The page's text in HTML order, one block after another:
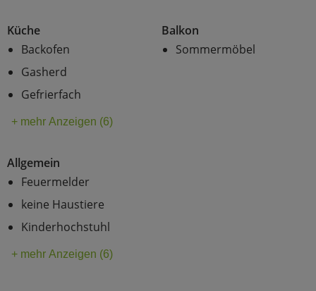
Küche
Backofen
Gasherd
Gefrierfach
+ mehr Anzeigen (6)
Balkon
Sommermöbel
Allgemein
Feuermelder
keine Haustiere
Kinderhochstuhl
+ mehr Anzeigen (6)